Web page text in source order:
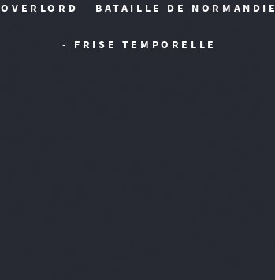
OVERLORD - BATAILLE DE NORMANDIE
- FRISE TEMPORELLE